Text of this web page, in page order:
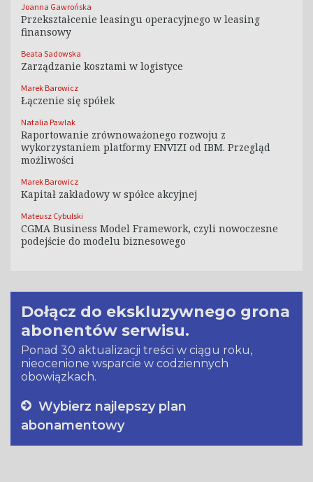
Joanna Gawrońska
Przekształcenie leasingu operacyjnego w leasing
finansowy
Beata Sadowska
Zarządzanie kosztami w logistyce
Marek Barowicz
Łączenie się spółek
Natalia Pawlak
Raportowanie zrównoważonego rozwoju z
wykorzystaniem platformy ENVIZI od IBM. Przegląd
możliwości
Marek Barowicz
Kapitał zakładowy w spółce akcyjnej
Mateusz Cybulski
CGMA Business Model Framework, czyli nowoczesne
podejście do modelu biznesowego
Dołącz do ekskluzywnego grona
abonentów serwisu.
Ponad 30 aktualizacji treści w ciągu roku,
nieocenione wsparcie w codziennych
obowiązkach.
Wybierz najlepszy plan
abonamentowy